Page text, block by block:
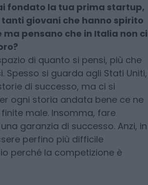
fondato la tua prima startup,
giovani che hanno spirito
pensano che in Italia non ci
di quanto si pensi, più che
Spesso si guarda agli Stati Uniti,
di successo, ma ci si
ogni storia andata bene ce ne
male. Insomma, fare
garanzia di successo. Anzi, in
perfino più difficile
perché la competizione è